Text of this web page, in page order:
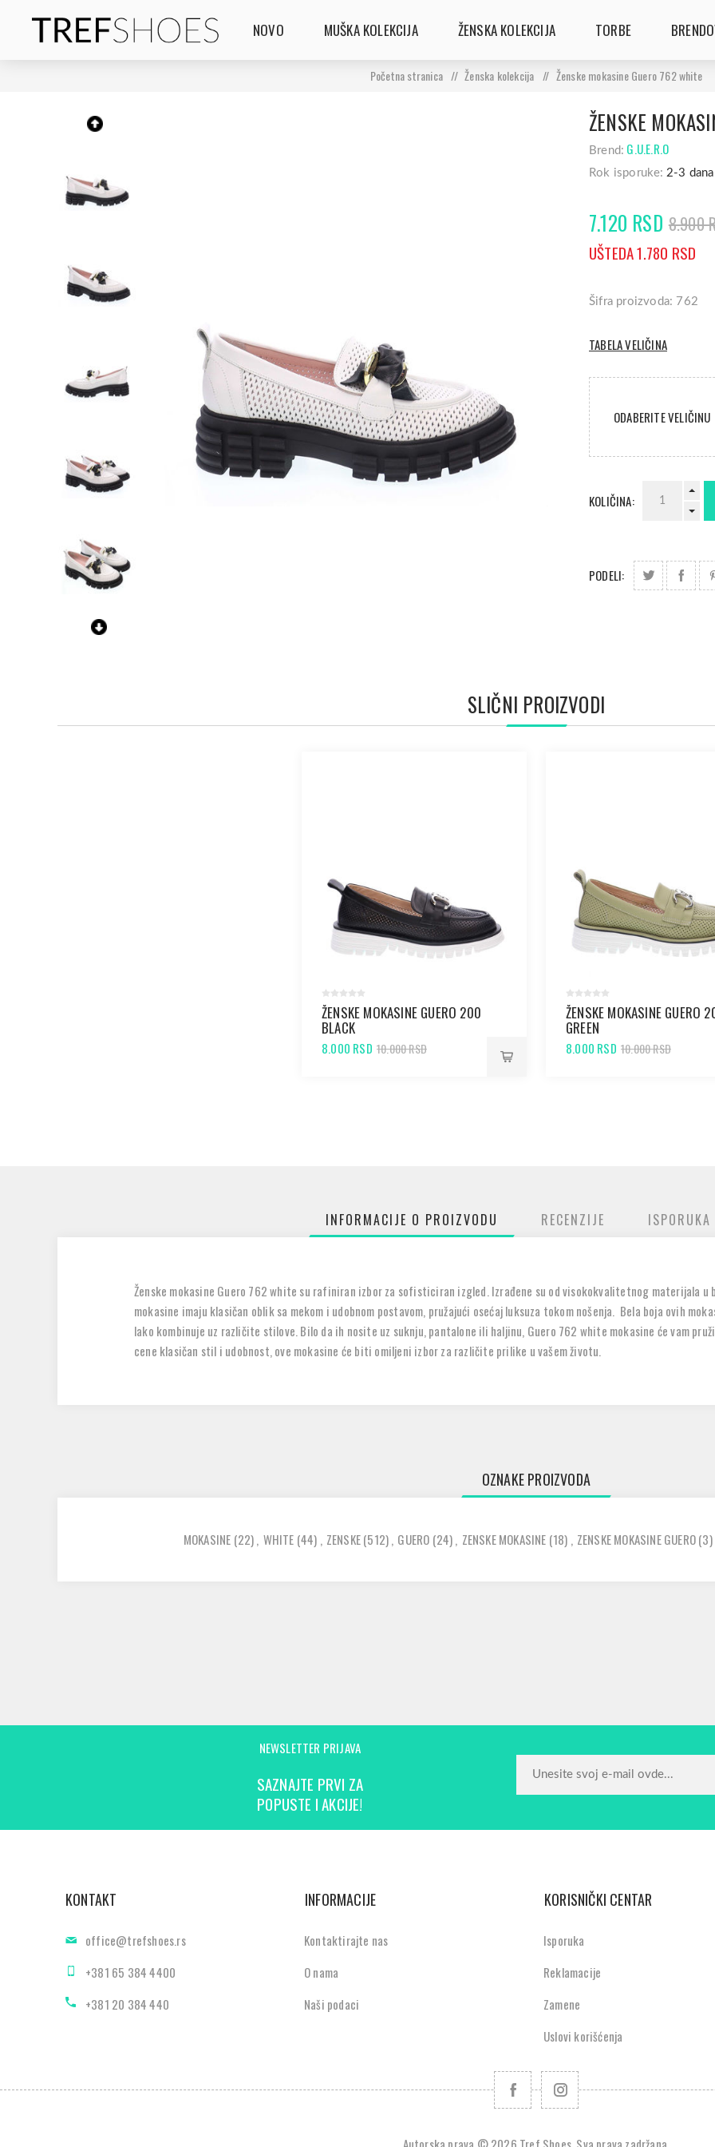
NOVO MUŠKA KOLEKCIJA ŽENSKA KOLEKCIJA TORBE
Početna stranica / Ženska kolekcija / Ženske mokasine Guero 762 white
ŽENSKE
Brend: G.U.E.R.O
Rok isporuke: 2-3 dana
7.120 RSD 8.900
UŠTEDA 1.780 RSD
Šifra proizvoda: 762
TABELA VELIČINA
ODABERITE VELIČINU
KOLIČINA:
PODELI:
SLIČNI PROIZVODI
ŽENSKE MOKASINE GUERO 200
BLACK
8.000 RSD 10.000 RSD
ŽENSKE MOKASINE GUERO
GREEN
8.000 RSD 10.000 RSD
INFORMACIJE O PROIZVODU RECENZIJE ISPORUKA
Ženske mokasine Guero 762 white su rafiniran izbor za sofisticiran izgled. Izrađene su od visokokvalitetnog materijala u
mokasine imaju klasičan oblik sa mekom i udobnom postavom, pružajući osećaj luksuza tokom nošenja. Bela boja ovih
lako kombinuje uz različite stilove. Bilo da ih nosite uz suknju, pantalone ili haljinu, Guero 762 white mokasine će vam
cene klasičan stil i udobnost, ove mokasine će biti omiljeni izbor za različite prilike u vašem životu.
OZNAKE PROIZVODA
MOKASINE (22), WHITE (44) , ZENSKE(512), GUERO (24), ZENSKE MOKASINE (18) , ZENSKE MOKASINE GUERO(3)
NEWSLETTER PRIJAVA
SAZNAJTE PRVI ZA
POPUSTE I AKCIJE!
KONTAKT
office@trefshoes.rs
+381 65 384 4400
+381 20 384 440
INFORMACIJE
Kontaktirajte nas
O nama
Naši podaci
KORISNIČKI CENTAR
Isporuka
Reklamacije
Zamene
Uslovi korišćenja